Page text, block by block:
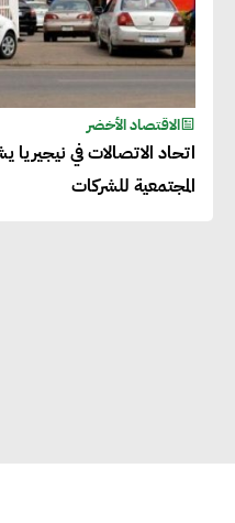
الاقتصاد الأخضر
اتحاد الاتصالات في
المجتمعية للشركات